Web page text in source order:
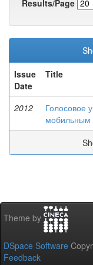
Results/Page
Issue
Date
Title
2012
Голосовое
мобильным
Theme by
DSpace Software
Feedback